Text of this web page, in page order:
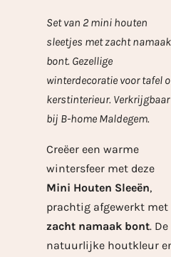
Set van 2 mini houten
sleetjes met zacht namaak
bont. Gezellige
winterdecoratie voor tafel
kerstinterieur. Verkrijgbaar
bij B-home Maldegem.
Creëer een warme
wintersfeer met deze
Mini Houten Sleeën,
prachtig afgewerkt met
zacht namaak bont. De
natuurlijke houtkleur